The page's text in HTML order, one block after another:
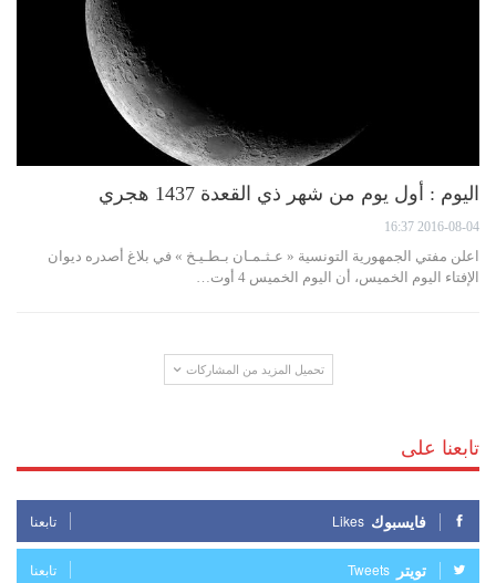
اليوم : أول يوم من شهر ذي القعدة 1437 هجري
2016-08-04 16:37
اعلن مفتي الجمهورية التونسية « عـثـمـان بـطـيـخ » في بلاغ أصدره ديوان
الإفتاء اليوم الخميس، أن اليوم الخميس 4 أوت…
تحميل المزيد من المشاركات
تابعنا على
فايسبوك Likes تابعنا
تويتر Tweets تابعنا